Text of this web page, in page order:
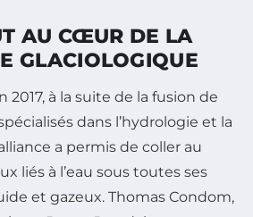
AU CŒUR DE LA
GLACIOLOGIQUE
2017, à la suite de la fusion de
dans l’hydrologie et la
a permis de coller au
liés à l’eau sous toutes ses
et gazeux. Thomas Condom,